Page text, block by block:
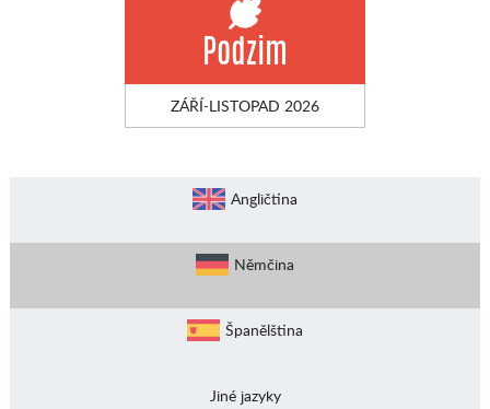
Podzim
ZÁŘÍ-LISTOPAD 2026
Angličtina
Němčina
Španělština
Jiné jazyky